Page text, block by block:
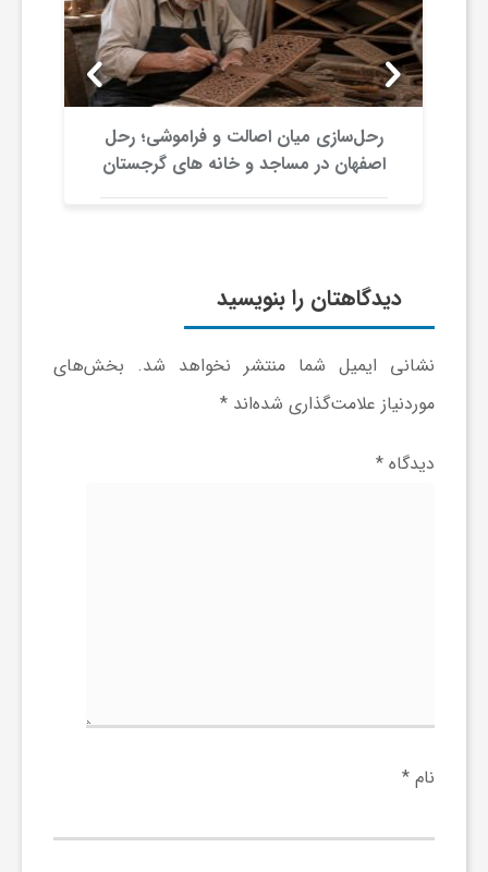
رحل‌سازی میان اصالت و فراموشی؛ رحل
اصفهان در مساجد و خانه های گرجستان
دیدگاهتان را بنویسید
نشانی ایمیل شما منتشر نخواهد شد. بخش‌های
موردنیاز علامت‌گذاری شده‌اند *
دیدگاه *
نام *